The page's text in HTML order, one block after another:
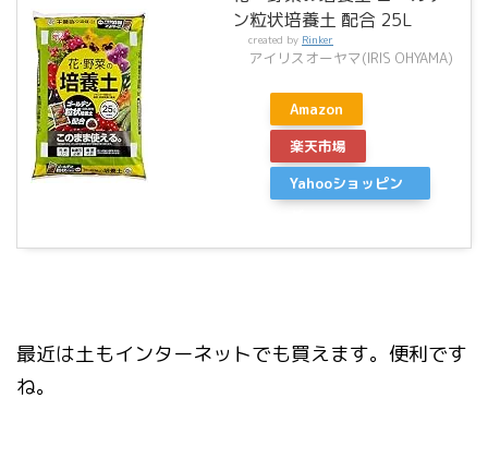
ン粒状培養土 配合 25L
created by Rinker
アイリスオーヤマ(IRIS OHYAMA)
Amazon
楽天市場
Yahooショッピン
最近は土もインターネットでも買えます。便利です
ね。